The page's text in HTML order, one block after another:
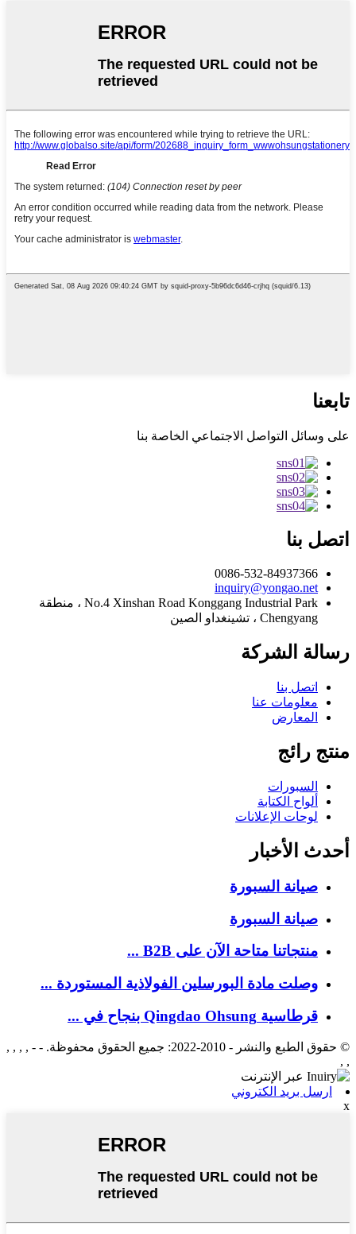
تابعنا
على وسائل التواصل الاجتماعي الخاصة بنا
اتصل بنا
0086-532-84937366
inquiry@yongao.net
No.4 Xinshan Road Konggang Industrial Park ، منطقة
Chengyang ، تشينغداو الصين
رسالة الشركة
اتصل بنا
معلومات عنا
المعارض
منتج رائج
السبورات
ألواح الكتابة
لوحات الإعلانات
أحدث الأخبار
صيانة السبورة
صيانة السبورة
منتجاتنا متاحة الآن على B2B ...
وصلت مادة البورسلين الفولاذية المستوردة ...
قرطاسية Qingdao Ohsung بنجاح في ...
© حقوق الطبع والنشر - 2010-2022: جميع الحقوق محفوظة. - - , , , ,
, ,
ارسل بريد الكتروني
x